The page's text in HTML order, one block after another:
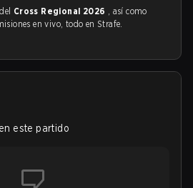
Cross Regional 2026 , así como
en vivo, todo en Strafe.
este partido